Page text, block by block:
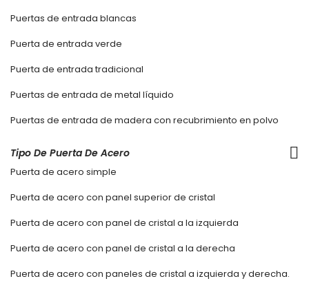
Puertas de entrada blancas
Puerta de entrada verde
Puerta de entrada tradicional
Puertas de entrada de metal líquido
Puertas de entrada de madera con recubrimiento en polvo
Tipo De Puerta De Acero
Puerta de acero simple
Puerta de acero con panel superior de cristal
Puerta de acero con panel de cristal a la izquierda
Puerta de acero con panel de cristal a la derecha
Puerta de acero con paneles de cristal a izquierda y derecha.